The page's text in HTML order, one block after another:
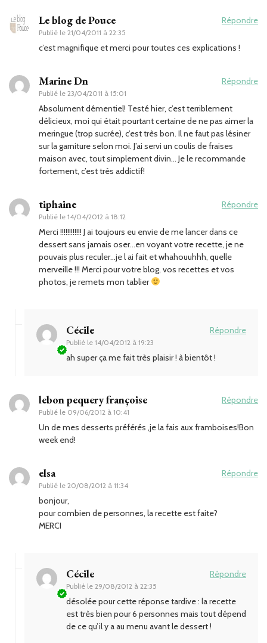
Le blog de Pouce
Publié le 21/04/2011 à 22:35
Répondre
c’est magnifique et merci pour toutes ces explications !
Marine Dn
Publié le 23/04/2011 à 15:01
Répondre
Absolument démentiel! Testé hier, c’est terriblement
délicieux, moi qui était pourtant certaine de ne pas aimer la
meringue (trop sucrée), c’est très bon. Il ne faut pas lésiner
sur la garniture selon moi. J’ai servi un coulis de fraises
maison avec, tout simplement divin… Je le recommande
fortement, c’est très addictif!
tiphaine
Publié le 14/04/2012 à 18:12
Répondre
Merci !!!!!!!!!!!! J ai toujours eu envie de me lancer dans ce
dessert sans jamais oser…en voyant votre recette, je ne
pouvais plus reculer…je l ai fait et whahouuhhh, quelle
merveille !!! Merci pour votre blog, vos recettes et vos
photos, je remets mon tablier
Cécile
Publié le 14/04/2012 à 19:23
Répondre
ah super ça me fait très plaisir ! à bientôt !
lebon pequery françoise
Publié le 09/06/2012 à 10:41
Répondre
Un de mes desserts préférés ,je la fais aux framboises!Bon
week end!
elsa
Publié le 20/08/2012 à 11:34
Répondre
bonjour,
pour combien de personnes, la recette est faite?
MERCI
Cécile
Publié le 29/08/2012 à 22:35
Répondre
désolée pour cette réponse tardive : la recette
est très bien pour 6 personnes mais tout dépend
de ce qu’il y a au menu avant le dessert !